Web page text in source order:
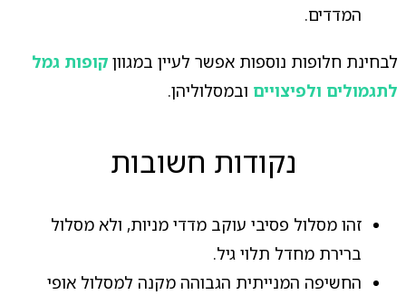
המדדים.
לבחינת חלופות נוספות אפשר לעיין במגוון קופות גמל
לתגמולים ולפיצויים ובמסלוליהן.
נקודות חשובות
זהו מסלול פסיבי עוקב מדדי מניות, ולא מסלול
ברירת מחדל תלוי גיל.
החשיפה המנייתית הגבוהה מקנה למסלול אופי